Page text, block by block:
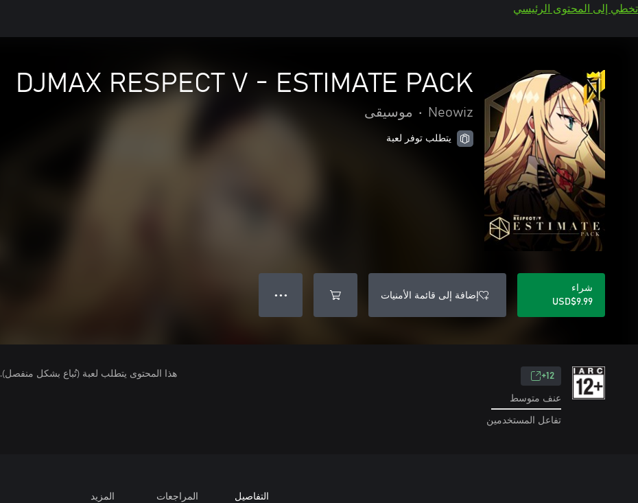
تخطي إلى المحتوى الرئيسي
DJMAX RESPECT V - ESTIMATE PACK
Neowiz
• موسيقى
يتطلب توفر لعبة
شراء
USD$9.99
إضافة إلى قائمة الأمنيات ● ● ●
12+
عنف متوسط
تفاعل المستخدمين
هذا المحتوى يتطلب لعبة (تُباع بشكل منفصل).
التفاصيل المراجعات المزيد